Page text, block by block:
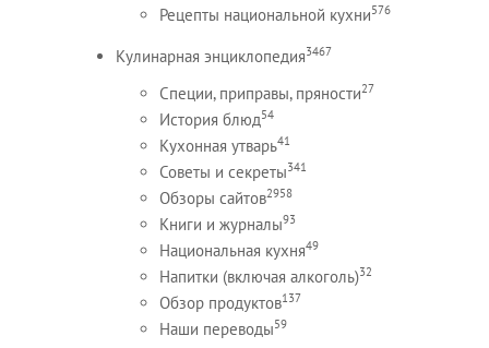
Рецепты национальной кухни576
Кулинарная энциклопедия3467
Специи, приправы, пряности27
История блюд54
Кухонная утварь41
Советы и секреты341
Обзоры сайтов2958
Книги и журналы93
Национальная кухня49
Напитки (включая алкоголь)32
Обзор продуктов137
Наши переводы59